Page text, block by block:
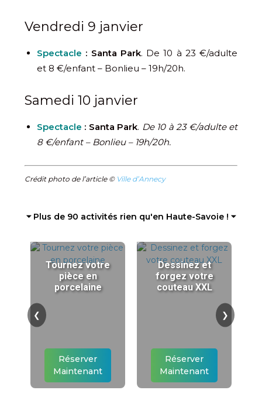
Vendredi 9 janvier
Spectacle : Santa Park. De 10 à 23 €/adulte
et 8 €/enfant – Bonlieu – 19h/20h.
Samedi 10 janvier
Spectacle : Santa Park. De 10 à 23 €/adulte et
8 €/enfant – Bonlieu – 19h/20h.
Crédit photo de l’article © Ville d’Annecy
⏷ Plus de 90 activités rien qu'en Haute-Savoie ! ⏷
Tournez votre
pièce en
porcelaine
Réserver
Maintenant
Dessinez et
forgez votre
couteau XXL
Réserver
Maintenant
❮ ❯